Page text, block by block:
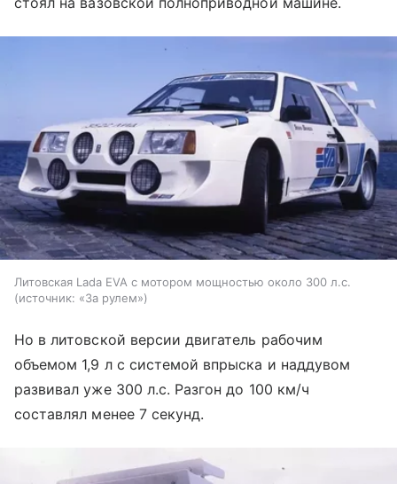
Литовская Lada EVA с мотором мощностью около 300 л.с.
источник: «За рулем»
Но в литовской версии двигатель рабочим
объемом 1,9 л с системой впрыска и наддувом
развивал уже 300 л.с. Разгон до 100 км/ч
составлял менее 7 секунд.